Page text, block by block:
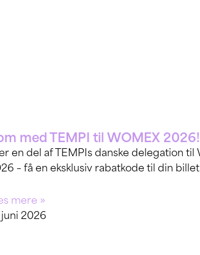
med TEMPI til WOMEX 2026!
en del af TEMPIs danske delegation til
– få en eksklusiv rabatkode til din billet
mere »
juni 2026